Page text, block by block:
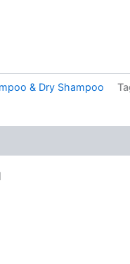
& Dry Shampoo